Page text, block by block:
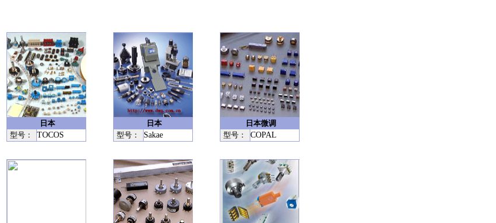
日本
型号：
TOCOS
日本
型号：
Sakae
日本微调
型号：
COPAL